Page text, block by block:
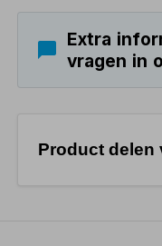
Extra
vragen in
Product delen